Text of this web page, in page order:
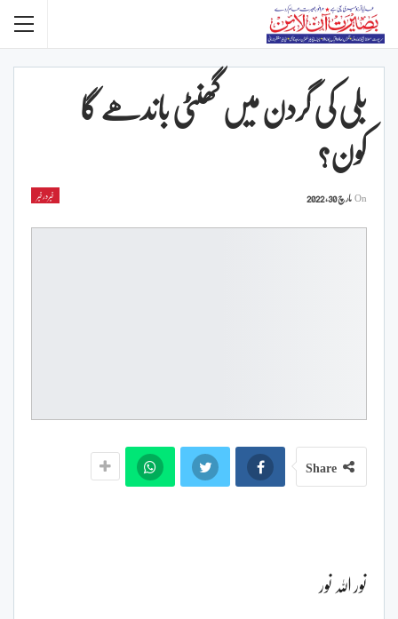
بلی کی گردن میں گھنٹی باندھے گا
کون؟
خبردرخبر Onمارچ 30, 2022
Share
نور اللہ نور